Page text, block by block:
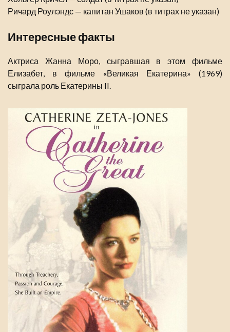
Ричард Роулэндс — капитан Ушаков (в титрах не указан)
Интересные факты
Актриса Жанна Моро, сыгравшая в этом фильме
Елизабет, в фильме «Великая Екатерина» (1969)
сыграла роль Екатерины II.